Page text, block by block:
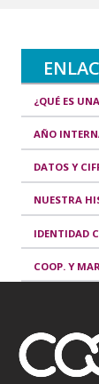
¿QUÉ ES
AÑO
DATOS Y
NUESTRA
IDENTIDAD
COOP. Y